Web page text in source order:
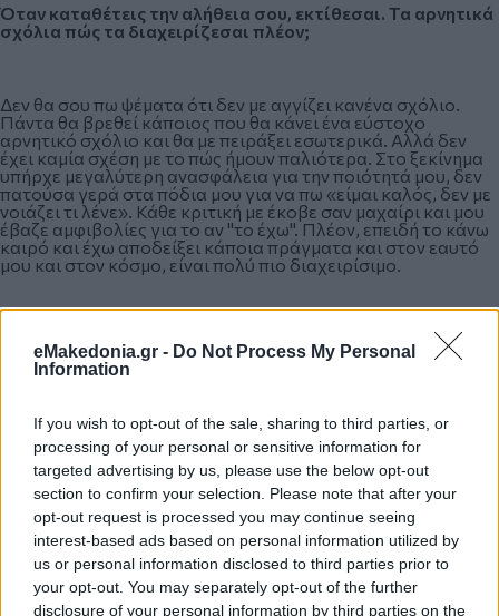
eMakedonia.gr - Do Not Process My Personal
Information
If you wish to opt-out of the sale, sharing to third parties, or
processing of your personal or sensitive information for
targeted advertising by us, please use the below opt-out
section to confirm your selection. Please note that after your
opt-out request is processed you may continue seeing
interest-based ads based on personal information utilized by
us or personal information disclosed to third parties prior to
your opt-out. You may separately opt-out of the further
disclosure of your personal information by third parties on the
Όταν καταθέτεις την αλήθεια σου, εκτίθεσαι. Τα αρνητικά
σχόλια πώς τα διαχειρίζεσαι πλέον;
Δεν θα σου πω ψέματα ότι δεν με αγγίζει κανένα σχόλιο.
Πάντα θα βρεθεί κάποιος που θα κάνει ένα εύστοχο
αρνητικό σχόλιο και θα με πειράξει εσωτερικά. Αλλά δεν
έχει καμία σχέση με το πώς ήμουν παλιότερα. Στο ξεκίνημα
υπήρχε μεγαλύτερη ανασφάλεια για την ποιότητά μου, δεν
πατούσα γερά στα πόδια μου για να πω «είμαι καλός, δεν με
νοιάζει τι λένε». Κάθε κριτική με έκοβε σαν μαχαίρι και μου
έβαζε αμφιβολίες για το αν "το έχω". Πλέον, επειδή το κάνω
καιρό και έχω αποδείξει κάποια πράγματα και στον εαυτό
μου και στον κόσμο, είναι πολύ πιο διαχειρίσιμο.